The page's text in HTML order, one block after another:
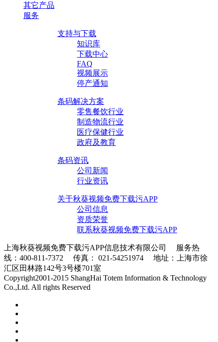
其它产品
服务
支持与下载
知识库
下载中心
FAQ
视频展示
停产通知
条码解决方案
零售餐饮行业
制造物流行业
医疗保健行业
政府及教育
条码资讯
公司新闻
行业资讯
关于秋葵视频免费下载污APP
公司信息
资质荣誉
联系秋葵视频免费下载污APP
上海秋葵视频免费下载污APP信息技术有限公司 服务热
线：400-811-7372 传真： 021-54251974 地址：上海市徐
汇区田林路142号3号楼701室
Copyright2001-2015 ShangHai Totem Information & Technology
Co.,Ltd. All rights Reserved